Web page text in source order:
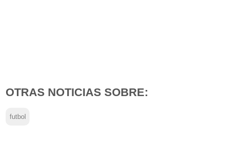
OTRAS NOTICIAS SOBRE:
futbol